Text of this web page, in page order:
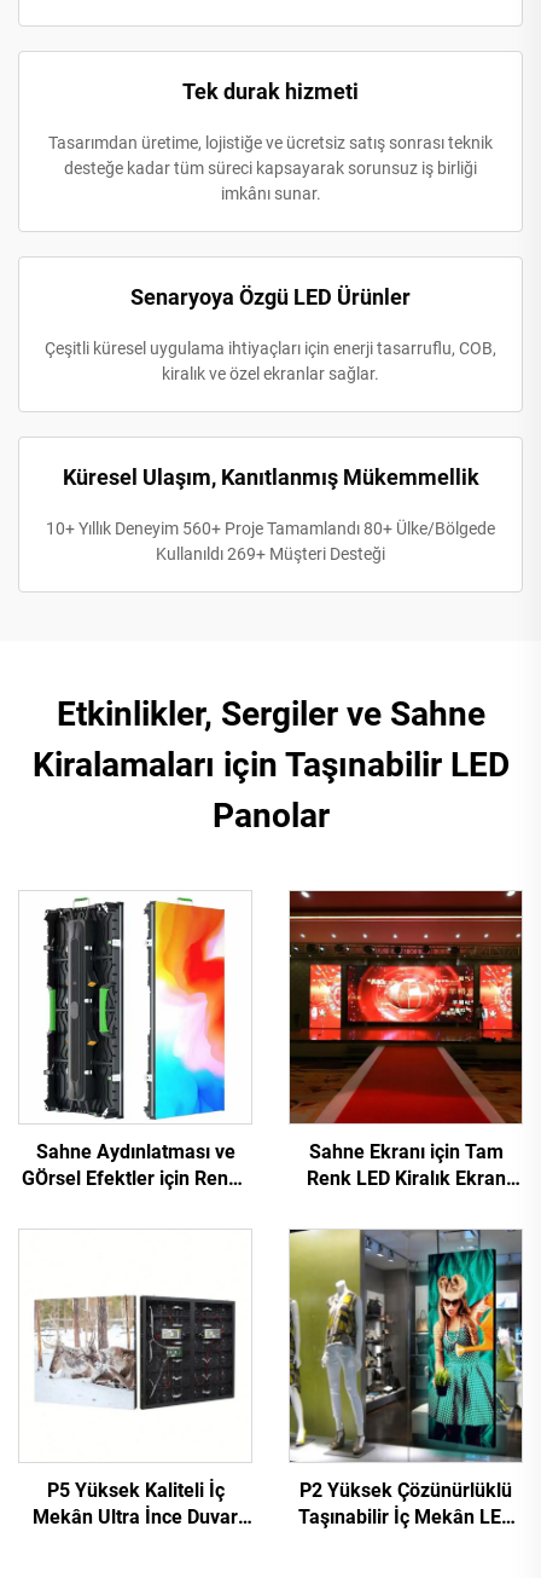
Tek durak hizmeti
Tasarımdan üretime, lojistiğe ve ücretsiz satış sonrası teknik
desteğe kadar tüm süreci kapsayarak sorunsuz iş birliği
imkânı sunar.
Senaryoya Özgü LED Ürünler
Çeşitli küresel uygulama ihtiyaçları için enerji tasarruflu, COB,
kiralık ve özel ekranlar sağlar.
Küresel Ulaşım, Kanıtlanmış Mükemmellik
10+ Yıllık Deneyim 560+ Proje Tamamlandı 80+ Ülke/Bölgede
Kullanıldı 269+ Müşteri Desteği
Etkinlikler, Sergiler ve Sahne
Kiralamaları için Taşınabilir LED
Panolar
Sahne Aydınlatması ve
GÖrsel Efektler için Renkli
Sahne Ekranı için Tam
Renk LED Kiralık Ekran
için
P5 Yüksek Kaliteli İç
Mekân Ultra İnce Duvar
P2 Yüksek Çözünürlüklü
Taşınabilir İç Mekân LED